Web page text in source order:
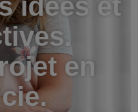
idées et
en